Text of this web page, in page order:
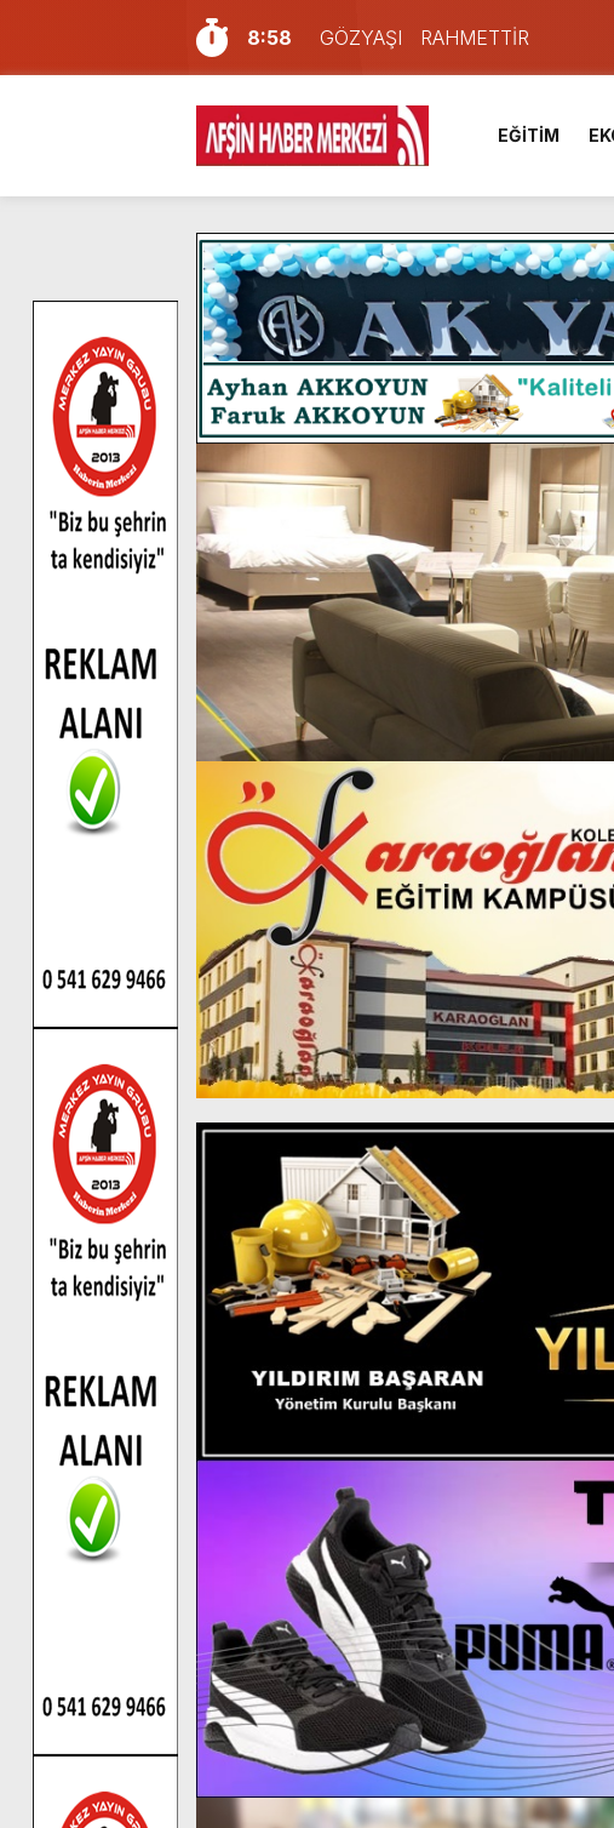
8:58
GÖZYAŞI RAHMETTİR
7:57
Afşin Sağlık Yüksek Okulu ve
6:31
Onikişubat Belediyesi’nin
16:10
Uluslararası Bisiklet
13:27
NOTER ONAYLI TYP LİSTESİ
11:22
KAFUM Fuar Alanı Bulut ve
8:06
Afşinli bir hemşehrimizin de
14:05
Madrigal, Perşembe Günü
7:39
KEDİNİZ Mİ VAR?
4:58
İklim Dirençli Tarım İçin Güç Birliği.
EĞİTİM